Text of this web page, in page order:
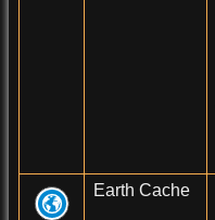
Earth Cache